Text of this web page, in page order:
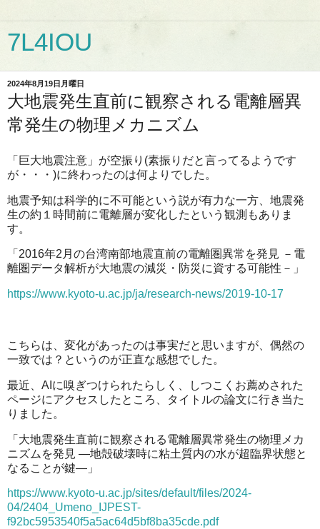
7L4IOU
2024年8月19日月曜日
大地震発生直前に観察される電離層異
常発生の物理メカニズム
「巨大地震注意」が空振り(素振りだと言ってるようです
が・・・)に終わったのは何よりでした。
地震予知は科学的に不可能という説が有力な一方、地震発
生の約１時間前に電離層が変化したという観測もありま
す。
「2016年2月の台湾南部地震直前の電離圏異常を発見 －電
離圏データ解析が大地震の減災・防災に資する可能性－」
https://www.kyoto-u.ac.jp/ja/research-news/2019-10-17
こちらは、変化があったのは事実だと思いますが、偶然の
一致では？というのが正直な感想でした。
最近、AIに嗅ぎつけられたらしく、しつこくお薦めされた
ページにアクセスしたところ、タイトルの論文に行き当た
りました。
「大地震発生直前に観察される電離層異常発生の物理メカ
ニズムを発見 ―地殻破壊時に粘土質内の水が超臨界状態と
なることが鍵―」
https://www.kyoto-u.ac.jp/sites/default/files/2024-
04/2404_Umeno_IJPEST-
f92bc5953540f5a5ac64d5bf8ba35cde.pdf